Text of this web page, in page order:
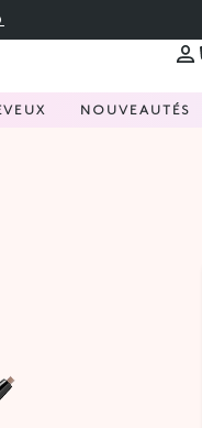
NOUVEAUTÉS